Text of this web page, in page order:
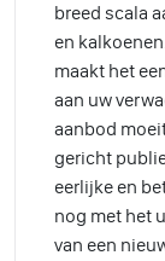
breed scala
en
maakt het
aan uw
aanbod
gericht
eerlijke en
nog met het
van een